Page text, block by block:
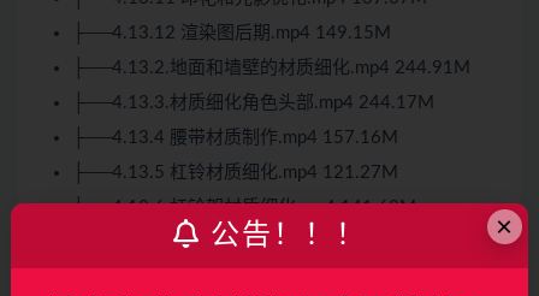
├──4.13.12 渲染图后期.mp4 149.15M
├──4.13.2.地面和墙壁的材质细化.mp4 244.91M
├──4.13.3.材质细化角色头部.mp4 244.17M
├──4.13.4 腰带材质制作.mp4 157.16M
├──4.13.5 杠铃材质细化.mp4 121.27M
├──4.13.6 杠铃架材质细化.mp4 141.63M
├──4.13.7 蛋白粉和水杯.mp4 243.76M
×
公告！！！